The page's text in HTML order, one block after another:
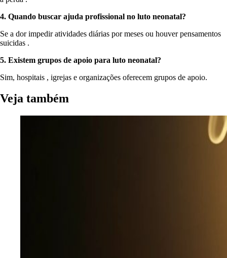
4. Quando buscar ajuda profissional no luto neonatal?
Se a dor impedir atividades diárias por meses ou houver pensamentos
suicidas .
5. Existem grupos de apoio para luto neonatal?
Sim, hospitais , igrejas e organizações oferecem grupos de apoio.
Veja também